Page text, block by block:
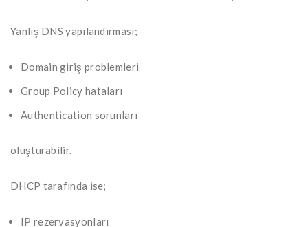
Yanlış DNS yapılandırması;
Domain giriş problemleri
Group Policy hataları
Authentication sorunları
oluşturabilir.
DHCP tarafında ise;
IP rezervasyonları